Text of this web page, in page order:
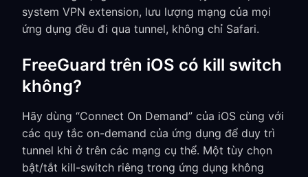
system VPN extension, lưu lượng mạng của mọi
ứng dụng đều đi qua tunnel, không chỉ Safari.
FreeGuard trên iOS có kill switch
không?
Hãy dùng “Connect On Demand” của iOS cùng với
các quy tắc on-demand của ứng dụng để duy trì
tunnel khi ở trên các mạng cụ thể. Một tùy chọn
bật/tắt kill-switch riêng trong ứng dụng không